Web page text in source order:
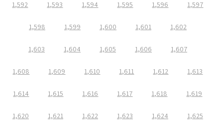
1,592 1,593 1,594 1,595 1,596 1,597
1,598 1,599 1,600 1,601 1,602
1,603 1,604 1,605 1,606 1,607
1,608 1,609 1,610 1,611 1,612 1,613
1,614 1,615 1,616 1,617 1,618 1,619
1,620 1,621 1,622 1,623 1,624 1,625